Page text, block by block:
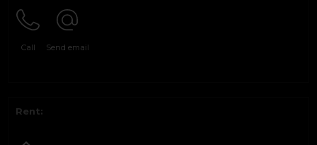
Call Send email
Rent: